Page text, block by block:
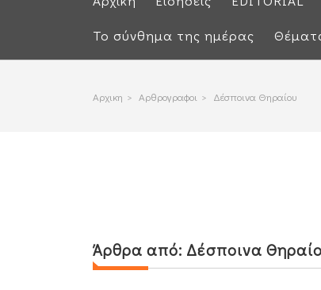
Το σύνθημα της ημέρας
Αρχικη > Αρθρογραφοι > Δέσποινα Θηραίου
Άρθρα από: Δέσποινα